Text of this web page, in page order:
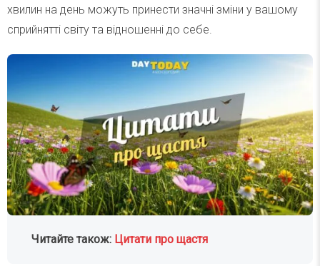
хвилин на день можуть принести значні зміни у вашому
сприйнятті світу та відношенні до себе.
Читайте також: Цитати про щастя